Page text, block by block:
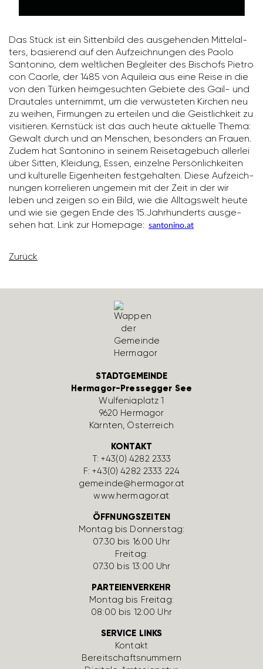
Das Stück ist ein Sitten­bild des ausge­henden Mittel­al­
ters, basie­rend auf den Aufzeich­nungen des Paolo
Santo­nino, dem welt­li­chen Begleiter des Bischofs Pietro
con Caorle, der 1485 von Aqui­leia aus eine Reise in die
von den Türken heim­ge­suchten Gebiete des Gail- und
Drau­tales unter­nimmt, um die verwüs­teten Kirchen neu
zu weihen, Firmungen zu erteilen und die Geist­lich­keit zu
visi­tieren. Kern­stück ist das auch heute aktu­elle Thema:
Gewalt durch und an Menschen, beson­ders an Frauen.
Zudem hat Santo­nino in seinem Reise­ta­ge­buch allerlei
über Sitten, Klei­dung, Essen, einzelne Persön­lich­keiten
und kultu­relle Eigen­heiten fest­ge­halten. Diese Aufzeich­
nungen korre­lieren unge­mein mit der Zeit in der wir
leben und zeigen so ein Bild, wie die Alltags­welt heute
und wie sie gegen Ende des 15.Jahr­hun­derts ausge­
sehen hat. Link zur Home­page: santo­nino.at
Zurück
STADTGEMEINDE
Hermagor-Pressegger See
Wulfe­nia­platz 1
9620 Hermagor
Kärnten, Öster­reich
KONTAKT
T:+43(0) 4282 2333
F: +43(0) 4282 2333 224
gemeinde@hermagor.at
www.hermagor.at
ÖFFNUNGSZEITEN
Montag bis Donnerstag:
07:30 bis 16:00 Uhr
Freitag:
07:30 bis 13:00 Uhr
PARTEIENVERKEHR
Montag bis Freitag:
08:00 bis 12:00 Uhr
SERVICE LINKS
Kontakt
Bereit­schafts­num­mern